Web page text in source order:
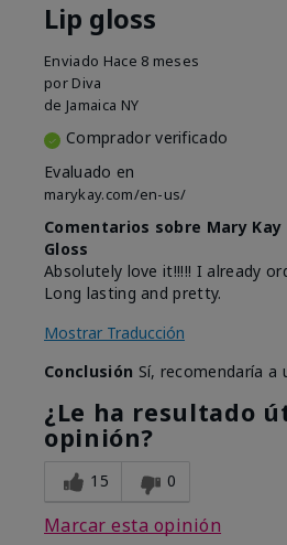
Lip gloss
Enviado Hace 8 meses
por Diva
de Jamaica NY
Comprador verificado
Evaluado en
marykay.com/en-us/
Comentarios sobre Mary
Gloss
Absolutely love it!!!!! I already
Long lasting and pretty.
Mostrar Traducción
Conclusión Sí, recomendaría a
¿Le ha resultado
opinión?
15 0
Marcar esta opinión